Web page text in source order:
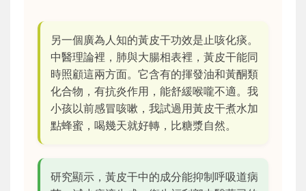
另一個廣為人知的黃皮干功效是止咳化痰。
中醫理論裡，肺與大腸相表裡，黃皮干能同
時照顧這兩方面。它含有的揮發油和黃酮類
化合物，有抗炎作用，能舒緩喉嚨不適。我
小孩以前感冒咳嗽，我試過用黃皮干煮水加
點蜂蜜，喝幾天就好轉，比糖漿自然。
研究顯示，黃皮干中的成分能抑制呼吸道病